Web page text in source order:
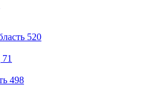
520
71
498